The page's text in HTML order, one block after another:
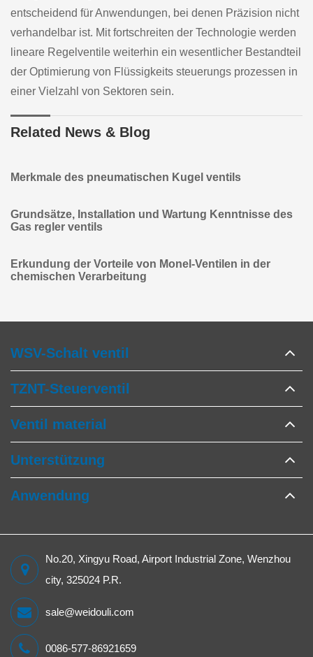
entscheidend für Anwendungen, bei denen Präzision nicht
verhandelbar ist. Mit fortschreiten der Technologie werden
lineare Regelventile weiterhin ein wesentlicher Bestandteil
der Optimierung von Flüssigkeits steuerungs prozessen in
einer Vielzahl von Sektoren sein.
Related News & Blog
Merkmale des pneumatischen Kugel ventils
Grundsätze, Installation und Wartung Kenntnisse des
Gas regler ventils
Erkundung der Vorteile von Monel-Ventilen in der
chemischen Verarbeitung
WSV-Schalt ventil
TZNT-Steuerventil
Ventil material
Unterstützung
Anwendung
No.20, Xingyu Road, Airport Industrial Zone, Wenzhou
city, 325024 P.R.
sale@weidouli.com
0086-577-86921659